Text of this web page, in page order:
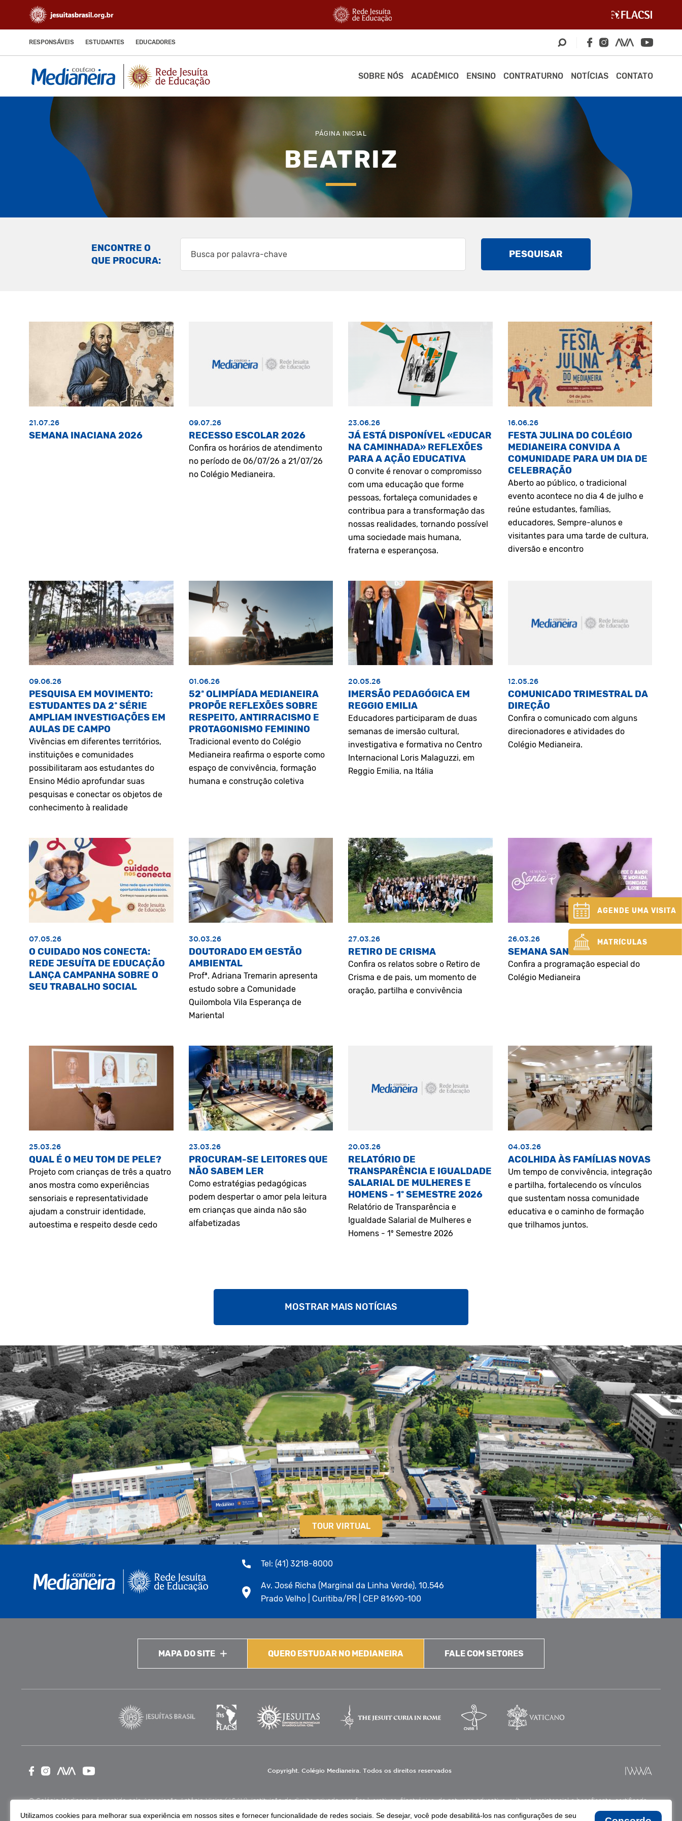
RESPONSÁVEIS ESTUDANTES EDUCADORES
SOBRE NÓS ACADÊMICO ENSINO CONTRATURNO NOTÍCIAS CONTATO
PÁGINA INICIAL
BEATRIZ
ENCONTRE O
QUE PROCURA:
PESQUISAR
21.07.26
SEMANA INACIANA 2026
09.07.26
RECESSO ESCOLAR 2026
Confira os horários de atendimento
no período de 06/07/26 a 21/07/26
no Colégio Medianeira.
23.06.26
JÁ ESTÁ DISPONÍVEL «EDUCAR
NA CAMINHADA» REFLEXÕES
PARA A AÇÃO EDUCATIVA
O convite é renovar o compromisso
com uma educação que forme
pessoas, fortaleça comunidades e
contribua para a transformação das
nossas realidades, tornando possível
uma sociedade mais humana,
fraterna e esperançosa.
16.06.26
FESTA JULINA DO COLÉGIO
MEDIANEIRA CONVIDA A
COMUNIDADE PARA UM DIA DE
CELEBRAÇÃO
Aberto ao público, o tradicional
evento acontece no dia 4 de julho e
reúne estudantes, famílias,
educadores, Sempre-alunos e
visitantes para uma tarde de cultura,
diversão e encontro
09.06.26
PESQUISA EM MOVIMENTO:
ESTUDANTES DA 2ª SÉRIE
AMPLIAM INVESTIGAÇÕES EM
AULAS DE CAMPO
Vivências em diferentes territórios,
instituições e comunidades
possibilitaram aos estudantes do
Ensino Médio aprofundar suas
pesquisas e conectar os objetos de
conhecimento à realidade
01.06.26
52ª OLIMPÍADA MEDIANEIRA
PROPÕE REFLEXÕES SOBRE
RESPEITO, ANTIRRACISMO E
PROTAGONISMO FEMININO
Tradicional evento do Colégio
Medianeira reafirma o esporte como
espaço de convivência, formação
humana e construção coletiva
20.05.26
IMERSÃO PEDAGÓGICA EM
REGGIO EMILIA
Educadores participaram de duas
semanas de imersão cultural,
investigativa e formativa no Centro
Internacional Loris Malaguzzi, em
Reggio Emilia, na Itália
12.05.26
COMUNICADO TRIMESTRAL DA
DIREÇÃO
Confira o comunicado com alguns
direcionadores e atividades do
Colégio Medianeira.
07.05.26
O CUIDADO NOS CONECTA:
REDE JESUÍTA DE EDUCAÇÃO
LANÇA CAMPANHA SOBRE O
SEU TRABALHO SOCIAL
30.03.26
DOUTORADO EM GESTÃO
AMBIENTAL
Profª. Adriana Tremarin apresenta
estudo sobre a Comunidade
Quilombola Vila Esperança de
Mariental
27.03.26
RETIRO DE CRISMA
Confira os relatos sobre o Retiro de
Crisma e de pais, um momento de
oração, partilha e convivência
26.03.26
SEMANA SANTA
Confira a programação especial do
Colégio Medianeira
25.03.26
QUAL É O MEU TOM DE PELE?
Projeto com crianças de três a quatro
anos mostra como experiências
sensoriais e representatividade
ajudam a construir identidade,
autoestima e respeito desde cedo
23.03.26
PROCURAM-SE LEITORES QUE
NÃO SABEM LER
Como estratégias pedagógicas
podem despertar o amor pela leitura
em crianças que ainda não são
alfabetizadas
20.03.26
RELATÓRIO DE
TRANSPARÊNCIA E IGUALDADE
SALARIAL DE MULHERES E
HOMENS - 1º SEMESTRE 2026
Relatório de Transparência e
Igualdade Salarial de Mulheres e
Homens - 1º Semestre 2026
04.03.26
ACOLHIDA ÀS FAMÍLIAS NOVAS
Um tempo de convivência, integração
e partilha, fortalecendo os vínculos
que sustentam nossa comunidade
educativa e o caminho de formação
que trilhamos juntos.
MOSTRAR MAIS NOTÍCIAS
AGENDE UMA VISITA
MATRÍCULAS
TOUR VIRTUAL
Tel: (41) 3218-8000
Av. José Richa (Marginal da Linha Verde), 10.546
Prado Velho | Curitiba/PR | CEP 81690-100
MAPA DO SITE QUERO ESTUDAR NO MEDIANEIRA FALE COM SETORES
Copyright. Colégio Medianeira. Todos os direitos reservados
O Colégio Medianeira é mantido pela Associação Antônio Vieira (ASAV), instituição de direito privado sem fins lucrativos, filantrópica, de natureza educativa, cultural, assistencial e beneficente, certificada
Utilizamos cookies para melhorar sua experiência em nossos sites e fornecer funcionalidade de redes sociais. Se desejar, você pode desabilitá-los nas configurações de seu